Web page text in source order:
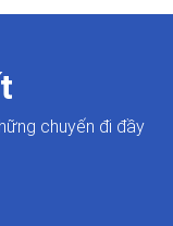
chuyến đi đầy